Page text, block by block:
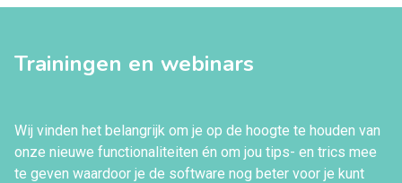
Trainingen en webinars
Wij vinden het belangrijk om je op de hoogte te houden van
onze nieuwe functionaliteiten én om jou tips- en trics mee
te geven waardoor je de software nog beter voor je kunt